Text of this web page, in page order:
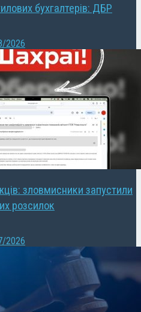
бухгалтерів: ДБР
2026
зловмисники запустили
розсилок
2026